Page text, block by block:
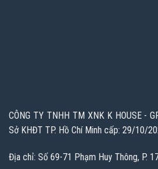
CÔNG TY TNHH TM XNK K HOUSE -
Sở KHĐT TP. Hồ Chí Minh cấp: 29/10/
Địa chỉ: Số 69-71 Phạm Huy Thông, P.